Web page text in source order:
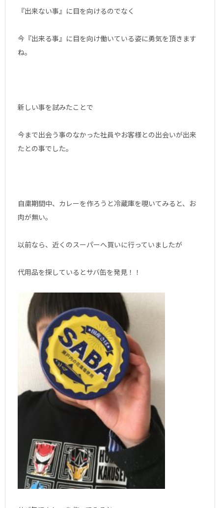
『出来ない事』に目を向けるのでなく
今『出来る事』に目を向け働いている姿に勇気を頂きます
ね。
新しい事を試みたことで
今まで出会う事のなかった社員やお客様との出会いが出来
たとの事でした。
自粛期間中、カレーを作ろうと冷蔵庫を覗いてみると、お
肉が無い。
以前なら、近くのスーパーへ買いに行っていましたが
代用品を探しているとサバ缶を発見！！